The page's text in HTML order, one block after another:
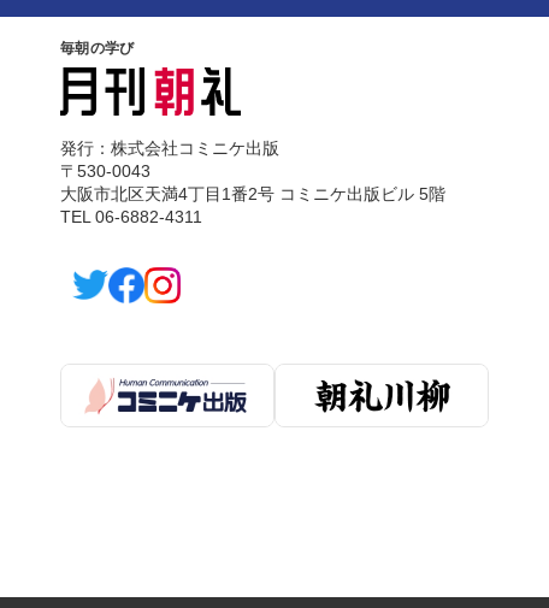
毎朝の学び
発行：株式会社コミニケ出版
〒530-0043
大阪市北区天満4丁目1番2号 コミニケ出版ビル 5階
TEL 06-6882-4311